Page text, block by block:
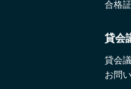
合格
貸会
貸会
お問